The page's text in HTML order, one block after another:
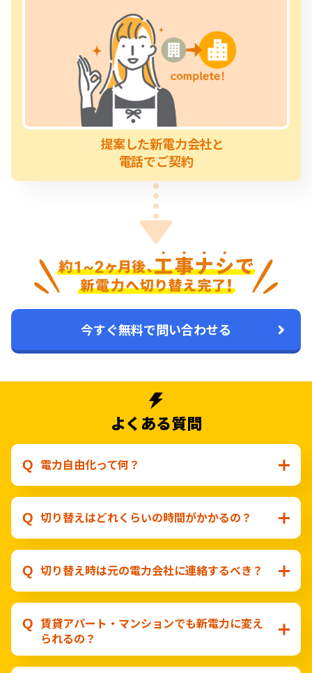
提案した新電力会社と
電話でご契約
今すぐ無料で問い合わせる
よくある質問
電力自由化って何？
切り替えはどれくらいの時間がかかるの？
切り替え時は元の電力会社に連絡するべき？
賃貸アパート・マンションでも新電力に変え
られるの？